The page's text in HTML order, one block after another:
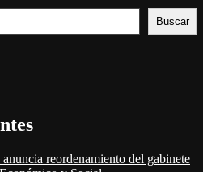
Buscar
reordenamiento del gabinete